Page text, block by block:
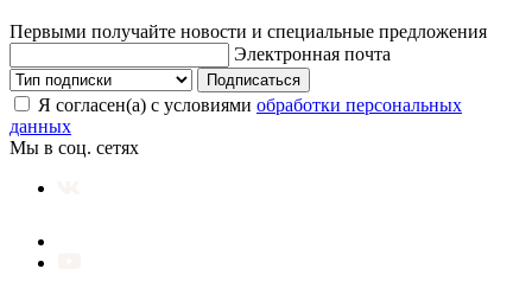
Первыми получайте новости и специальные предложения
Электронная почта
Подписаться
Я согласен(а) с условиями обработки персональных
данных
Мы в соц. сетях